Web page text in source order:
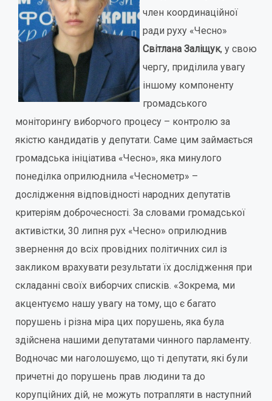
член координаційної
ради руху «Чесно»
Світлана Заліщук, у свою
чергу, приділила увагу
іншому компоненту
громадського
моніторингу виборчого процесу – контролю за
якістю кандидатів у депутати. Саме цим займається
громадська ініціатива «Чесно», яка минулого
понеділка оприлюднила «Чеснометр» –
дослідження відповідності народних депутатів
критеріям доброчесності. За словами громадської
активістки, 30 липня рух «Чесно» оприлюднив
звернення до всіх провідних політичних сил із
закликом врахувати результати їх дослідження при
складанні своїх виборчих списків. «Зокрема, ми
акцентуємо нашу увагу на тому, що є багато
порушень і різна міра цих порушень, яка була
здійснена нашими депутатами чинного парламенту.
Водночас ми наголошуємо, що ті депутати, які були
причетні до порушень прав людини та до
корупційних дій, не можуть потрапляти в наступний